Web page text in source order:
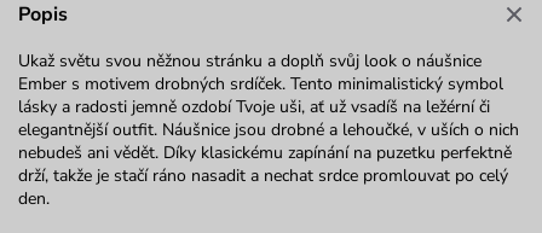
Popis
Ukaž světu svou něžnou stránku a doplň svůj look o náušnice
Ember s motivem drobných srdíček. Tento minimalistický symbol
lásky a radosti jemně ozdobí Tvoje uši, ať už vsadíš na ležérní či
elegantnější outfit. Náušnice jsou drobné a lehoučké, v uších o nich
nebudeš ani vědět. Díky klasickému zapínání na puzetku perfektně
drží, takže je stačí ráno nasadit a nechat srdce promlouvat po celý
den.